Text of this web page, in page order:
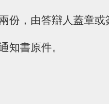
份，由答辯人蓋章或
知書原件。